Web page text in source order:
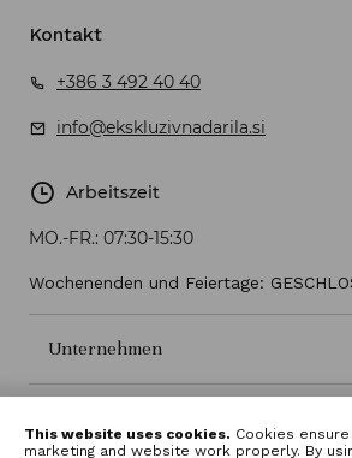
Kontakt
+386 3 492 40 40
info@ekskluzivnadarila.si
Arbeitszeit
MO.-FR.: 07:30-15:30
Wochenenden und Feiertage:
Unternehmen
This website uses cookies. Cookies
marketing and website work properly. By